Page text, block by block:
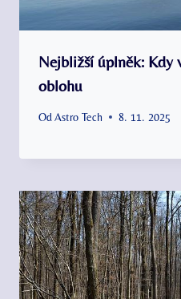
Nejbližší úplněk: Kdy
oblohu
Od Astro Tech 8. 11. 2025